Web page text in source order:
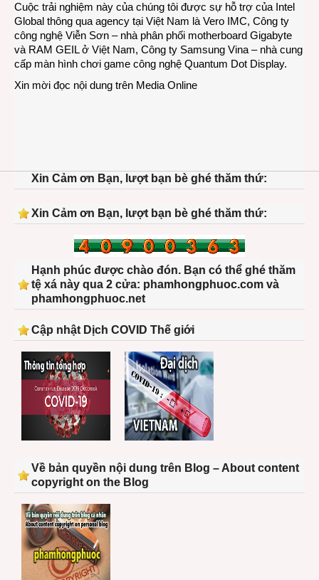
Cuộc trải nghiệm này của chúng tôi được sự hỗ trợ của Intel
Global thông qua agency tại Việt Nam là Vero IMC, Công ty
công nghệ Viễn Sơn – nhà phân phối motherboard Gigabyte
và RAM GEIL ở Việt Nam, Công ty Samsung Vina – nhà cung
cấp màn hình chơi game công nghệ Quantum Dot Display.
Xin mời đọc nội dung trên Media Online
Xin Cảm ơn Bạn, lượt bạn bè ghé thăm thứ:
Xin Cảm ơn Bạn, lượt bạn bè ghé thăm thứ:
Hạnh phúc được chào đón. Bạn có thể ghé thăm
tệ xá này qua 2 cửa: phamhongphuoc.com và
phamhongphuoc.net
Cập nhật Dịch COVID Thế giới
Về bản quyền nội dung trên Blog – About content
copyright on the Blog